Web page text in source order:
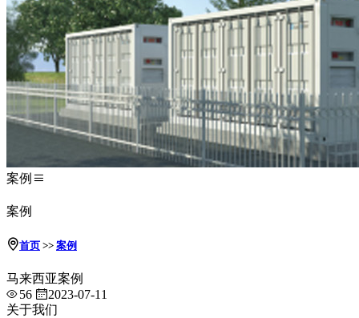
案例
案例
首页 >> 案例
马来西亚案例
56
2023-07-11
关于我们